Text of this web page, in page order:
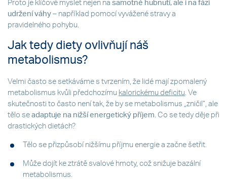
Proto je klíčové myslet nejen na samotné hubnutí, ale i na fázi
udržení váhy – například pomocí vyvážené stravy a
pravidelného pohybu.
Jak tedy diety ovlivňují náš
metabolismus?
Velmi často se setkáváme s tvrzením, že lidé mají zpomalený
metabolismus kvůli předchozímu kalorickému deficitu. Ve
skutečnosti to často není tak, že by se metabolismus „zničil“, ale
tělo se adaptuje na nižší energetický příjem. Co se tedy děje při
drastických dietách?
Tělo se přizpůsobí nižšímu příjmu energie a začne šetřit.
Může dojít ke ztrátě svalové hmoty, což snižuje bazální
metabolismus.